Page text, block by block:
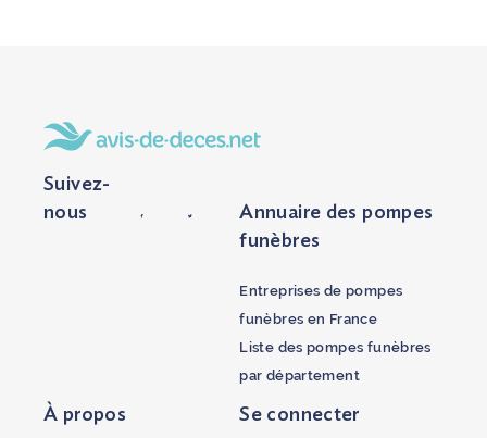
Suivez-
nous
Annuaire des pompes
funèbres
Entreprises de pompes
funèbres en France
Liste des pompes funèbres
par département
À propos Se connecter